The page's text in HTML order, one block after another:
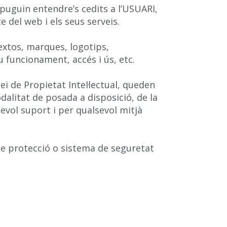
entendre’s cedits a l’USUARI,
del web i els seus serveis.
marques, logotips,
funcionament, accés i ús, etc.
de Propietat Intel·lectual, queden
de posada a disposició, de la
suport i per qualsevol mitjà
protecció o sistema de seguretat